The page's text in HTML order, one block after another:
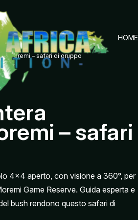
HOME
a Moremi – safari di gruppo
– safari
4×4 aperto, con visione a 360°, per
Game Reserve. Guida esperta e
bush rendono questo safari di